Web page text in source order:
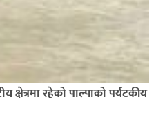
क्षेत्रमा रहेको पाल्पाको पर्यटकीय